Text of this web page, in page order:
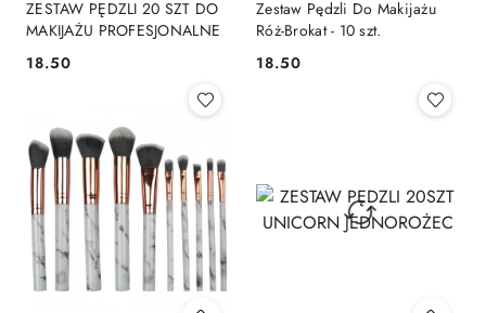
ZESTAW PĘDZLI 20 SZT DO
MAKIJAŻU PROFESJONALNE
Cena:
18.50
Zestaw Pędzli Do Makijażu
Róż-Brokat - 10 szt.
Cena:
18.50